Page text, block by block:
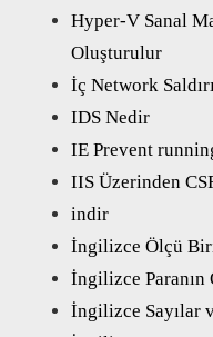
Hyper-V Sanal
Oluşturulur
İç Network
IDS Nedir
IE Prevent
IIS Üzerinden
indir
İngilizce Ölçü
İngilizce Paranın
İngilizce Sayılar